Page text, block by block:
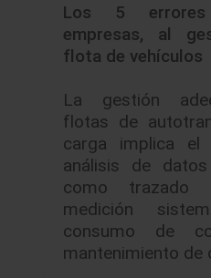
Los 5
empresas, al
flota de vehículos
La gestión
flotas de
carga implica el
análisis de datos
como trazado
medición
consumo de
mantenimiento de